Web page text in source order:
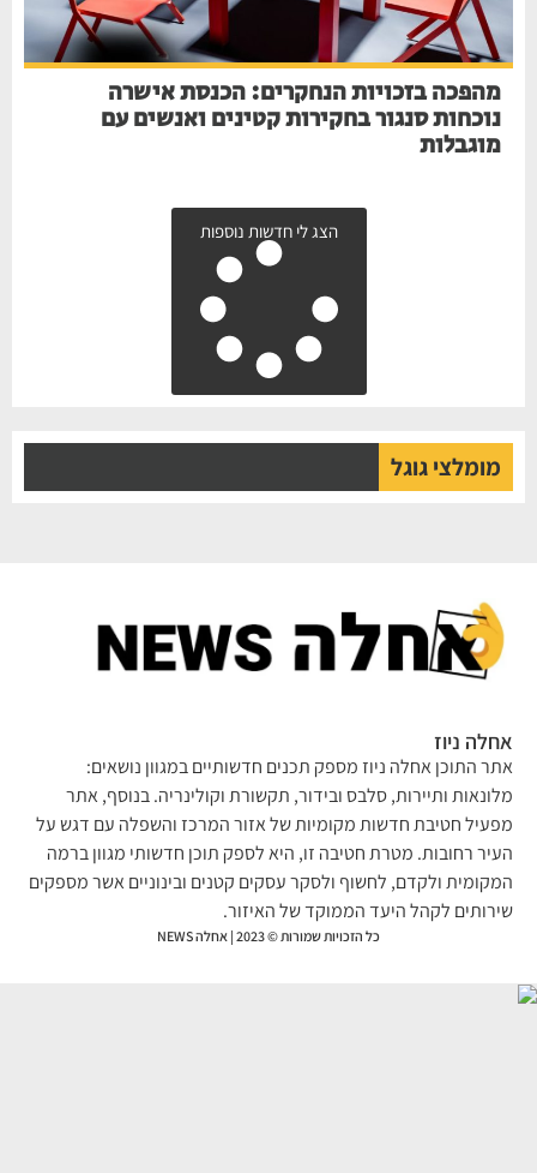
מהפכה בזכויות הנחקרים: הכנסת אישרה
נוכחות סנגור בחקירות קטינים ואנשים עם
מוגבלות
הצג לי חדשות נוספות
מומלצי גוגל
ניוז
התוכן אחלה ניוז מספק תכנים חדשותיים במגוון נושאים:
ותיירות, סלבס ובידור, תקשורת וקולינריה. בנוסף, אתר
חטיבת חדשות מקומיות של אזור המרכז והשפלה עם דגש על
רחובות. מטרת חטיבה זו, היא לספק תוכן חדשותי מגוון ברמה
ולקדם, לחשוף ולסקר עסקים קטנים ובינוניים אשר מספקים
לקהל היעד הממוקד של האיזור.
כל הזכויות שמורות © 2023 | אחלה NEWS